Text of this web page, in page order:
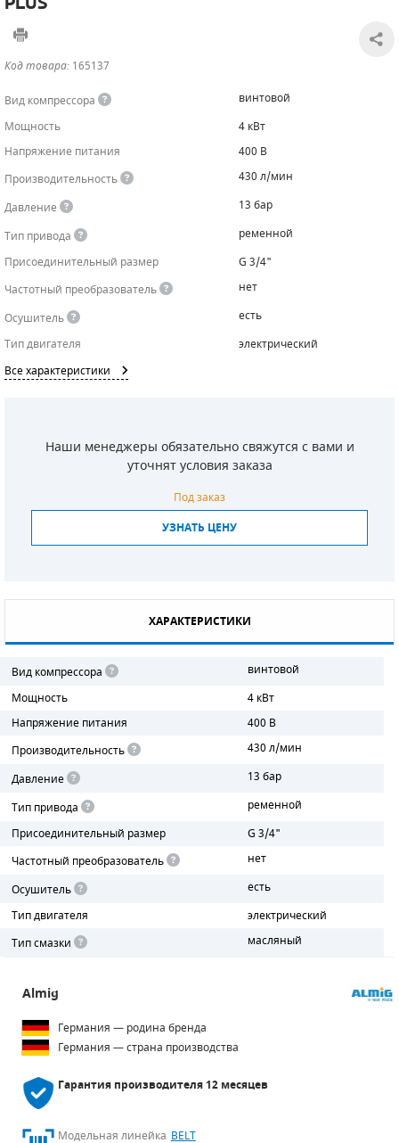
Код товара: 165137
Вид компрессора
винтовой
Мощность
4 кВт
Напряжение питания
400 В
Производительность
430 л/мин
Давление
13 бар
Тип привода
ременной
Присоединительный размер
G 3/4"
Частотный преобразователь
нет
Осушитель
есть
Тип двигателя
электрический
Все характеристики
Наши менеджеры обязательно свяжутся с вами и
уточнят условия заказа
Под заказ
УЗНАТЬ ЦЕНУ
ХАРАКТЕРИСТИКИ
Вид компрессора
винтовой
Мощность
4 кВт
Напряжение питания
400 В
Производительность
430 л/мин
Давление
13 бар
Тип привода
ременной
Присоединительный размер
G 3/4"
Частотный преобразователь
нет
Осушитель
есть
Тип двигателя
электрический
Тип смазки
масляный
Almig
Германия — родина бренда
Германия — страна производства
Гарантия производителя12 месяцев
Модельная линейка BELT
САДОВАЯ ТЕХНИКА
ЧИЛЛЕРЫ
КАНАЛИЗАЦИОННЫЕ НАСОСЫ
БЕНЗИНОВЫЕ МОТОПОМПЫ
ТАЛИ И ТЕЛЬФЕРЫ
ОСВЕТИТЕЛЬНЫЕ МАЧТЫ
КОНТРОЛЛЕРЫ (БЛОКИ УПРАВЛЕНИЯ)
ПРЕДОХРАНИТЕЛЬНЫЕ КЛАПАНЫ
ОБРАТНЫЕ КЛАПАНЫ
РЕЛЕ ДАВЛЕНИЯ ДЛЯ ДЛЯ КОМПРЕССОРОВ
ДАТЧИКИ
РУКАВА ВЫСОКОГО ДАВЛЕНИЯ (РВД)
ЗАПЧАСТИ ДЛЯ ВИНТОВЫХ КОМПРЕССОРОВ
ФИЛЬТРОВ
ДИЗЕЛЬНЫЕ ДВИГАТЕЛИ
ДЕТАЛИ ДВС
ФИЛЬТРЫ ТОПЛИВНЫЕ
МОТОРНОЕ МАСЛО
РАДИАТОРЫ
ПОРШНЕВЫЕ БЛОКИ
ДЕТАЛИ СПИРАЛЬНЫХ КОМПРЕССОРОВ
ДЕТАЛИ НАСОСНОЙ ЧАСТИ
ДЕТАЛИ ПОГРУЖНЫХ НАСОСОВ
ШЛАНГИ ДЛЯ МОТОПОМП